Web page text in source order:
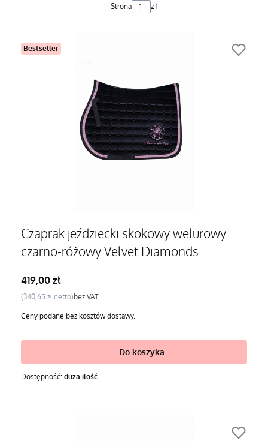
Strona z 1
Bestseller
Czaprak jeździecki skokowy welurowy
czarno-różowy Velvet Diamonds
Cena
419,00 zł
Cena
340,65 zł bez VAT
Ceny podane bez kosztów dostawy.
Do koszyka
Dostępność: duża ilość